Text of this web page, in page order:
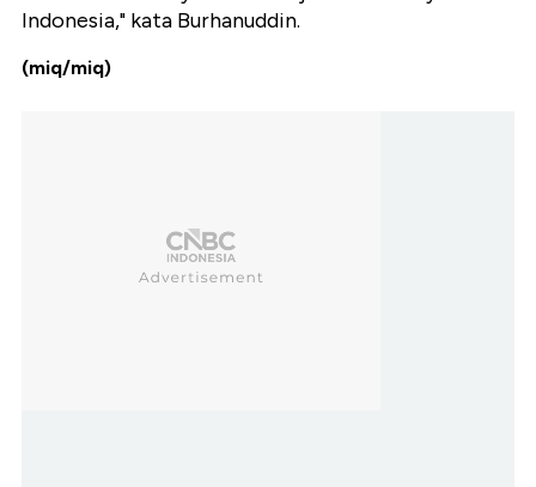
Indonesia," kata Burhanuddin.
(miq/miq)